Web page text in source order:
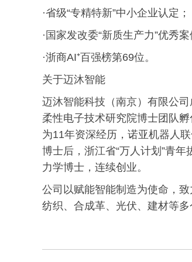
·省级“专精特新”中小企业认定；
·国家发改委“新质生产力”优秀案
·浙商AI⁺百强榜第69位。
关于迈沐智能
迈沐智能科技（南京）有限公
柔性电子技术研究院博士团队
为11年资深经历，诺亚机器人
博士后，浙江省“万人计划”青
力学博士，连续创业。
公司以赋能智能制造为使命，
纺织、合成革、光伏、建材等多